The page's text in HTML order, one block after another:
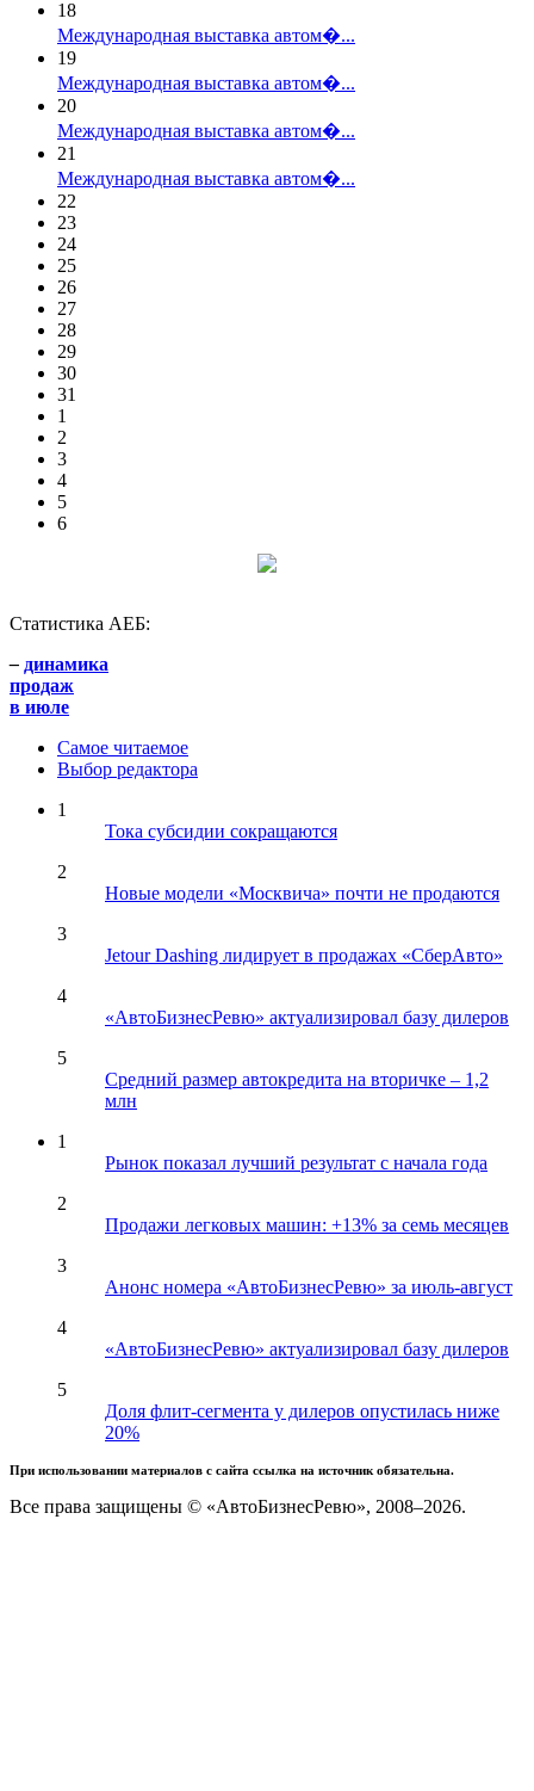
18
Международная выставка автом�...
19
Международная выставка автом�...
20
Международная выставка автом�...
21
Международная выставка автом�...
22
23
24
25
26
27
28
29
30
31
1
2
3
4
5
6
Статистика АЕБ:
– динамика
продаж
в июле
Самое читаемое
Выбор редактора
1
Тока субсидии сокращаются
2
Новые модели «Москвича» почти не продаются
3
Jetour Dashing лидирует в продажах «СберАвто»
4
«АвтоБизнесРевю» актуализировал базу дилеров
5
Средний размер автокредита на вторичке – 1,2
млн
1
Рынок показал лучший результат с начала года
2
Продажи легковых машин: +13% за семь месяцев
3
Анонс номера «АвтоБизнесРевю» за июль-август
4
«АвтоБизнесРевю» актуализировал базу дилеров
5
Доля флит-сегмента у дилеров опустилась ниже
20%
При использовании материалов с сайта ссылка на источник обязательна.
Все права защищены © «АвтоБизнесРевю», 2008–2026.